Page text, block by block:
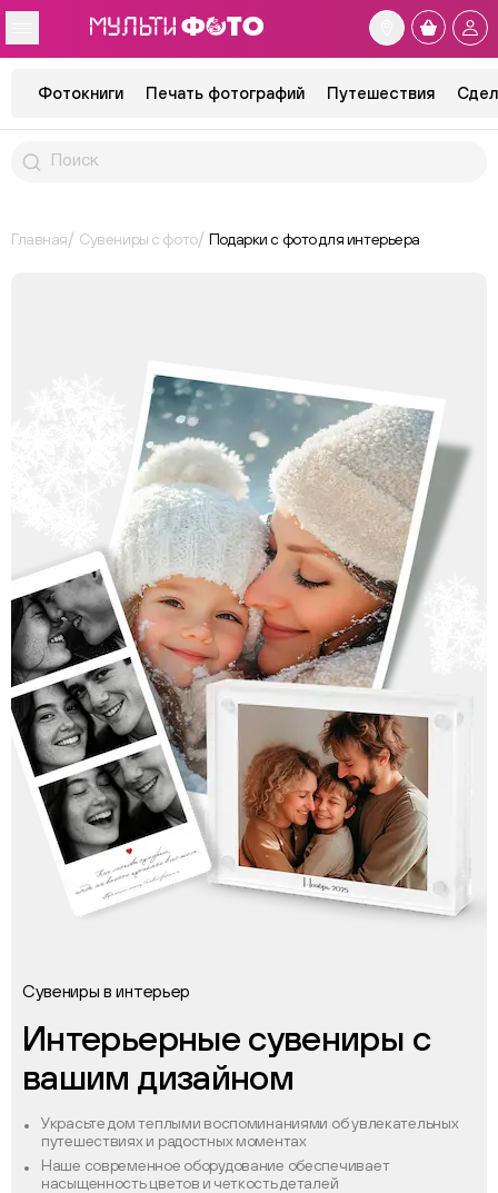
Фотокниги Печать фотографий Путешествия
Главная Сувениры с фото Подарки с фото для интерьера
Сувениры в интерьер
Интерьерные сувениры с
вашим дизайном
Украсьте дом теплыми воспоминаниями об увлекательных
путешествиях и радостных моментах
Наше современное оборудование обеспечивает
насыщенность цветов и четкость деталей